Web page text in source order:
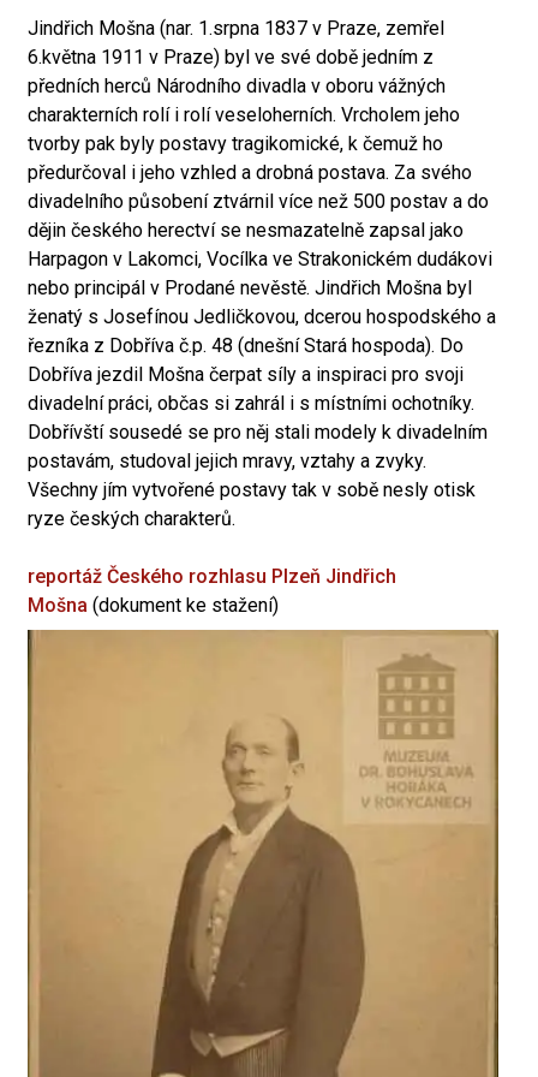
Jindřich Mošna (nar. 1.srpna 1837 v Praze, zemřel
6.května 1911 v Praze) byl ve své době jedním z
předních herců Národního divadla v oboru vážných
charakterních rolí i rolí veseloherních. Vrcholem jeho
tvorby pak byly postavy tragikomické, k čemuž ho
předurčoval i jeho vzhled a drobná postava. Za svého
divadelního působení ztvárnil více než 500 postav a do
dějin českého herectví se nesmazatelně zapsal jako
Harpagon v Lakomci, Vocílka ve Strakonickém dudákovi
nebo principál v Prodané nevěstě. Jindřich Mošna byl
ženatý s Josefínou Jedličkovou, dcerou hospodského a
řezníka z Dobříva č.p. 48 (dnešní Stará hospoda). Do
Dobříva jezdil Mošna čerpat síly a inspiraci pro svoji
divadelní práci, občas si zahrál i s místními ochotníky.
Dobřívští sousedé se pro něj stali modely k divadelním
postavám, studoval jejich mravy, vztahy a zvyky.
Všechny jím vytvořené postavy tak v sobě nesly otisk
ryze českých charakterů.
reportáž Českého rozhlasu Plzeň Jindřich
Mošna (dokument ke stažení)